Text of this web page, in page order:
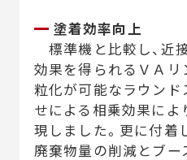
塗着効率向上
標準機と比較し、近
効果を得られるＶＡ
粒化が可能なラウン
せによる相乗効果によ
現しました。更に付着
廃棄物量の削減とブー